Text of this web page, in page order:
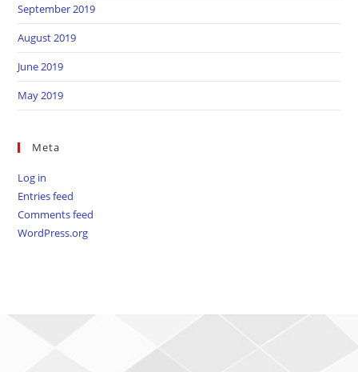
September 2019
August 2019
June 2019
May 2019
Meta
Log in
Entries feed
Comments feed
WordPress.org